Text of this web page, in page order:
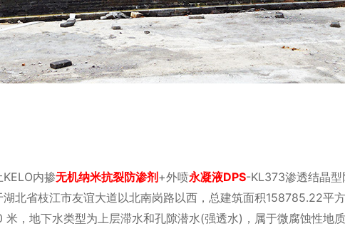
内掺无机纳米抗裂防渗剂 +外喷永凝液DPS-KL373渗透结晶型
北省枝江市友谊大道以北南岗路以西，总建筑面积158785.22
，地下水类型为上层滞水和孔隙潜水(强透水)，属于微腐蚀性地质